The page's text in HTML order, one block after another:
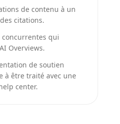
de contenu à un
citations.
concurrentes qui
Overviews.
de soutien
à être traité avec une
center.